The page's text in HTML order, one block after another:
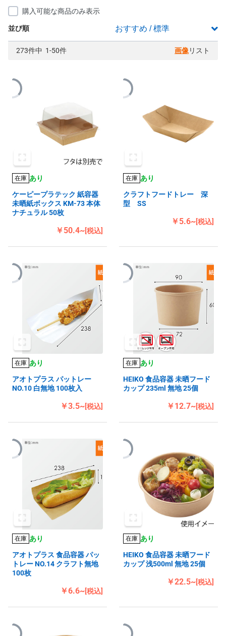
購入可能な商品のみ表示
並び順
273件中 1-50件 画像 リスト
在庫 あり
ケーピープラテック 紙容器
未晒紙ボックス KM-73 本体
ナチュラル 50枚
￥50.4~[税込]
在庫 あり
クラフトフードトレー 深
型 SS
￥5.6~[税込]
在庫 あり
アオトプラス パットレー
NO.10 白無地 100枚入
￥3.5~[税込]
在庫 あり
HEIKO 食品容器 未晒フード
カップ 235ml 無地 25個
￥12.7~[税込]
在庫 あり
アオトプラス 食品容器 パッ
トレー NO.14 クラフト無地
100枚
￥6.6~[税込]
在庫 あり
HEIKO 食品容器 未晒フード
カップ 浅500ml 無地 25個
￥22.5~[税込]